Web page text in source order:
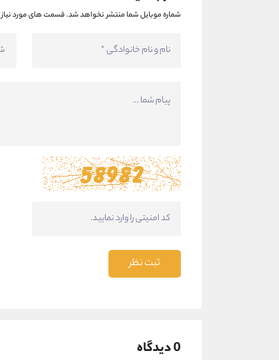
شماره موبایل شما منتشر نخواهد شد.قسمت های مورد
ثبت نظر
0 دیدگاه